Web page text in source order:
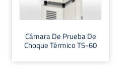
Cámara De Prueba De
Choque Térmico TS-60